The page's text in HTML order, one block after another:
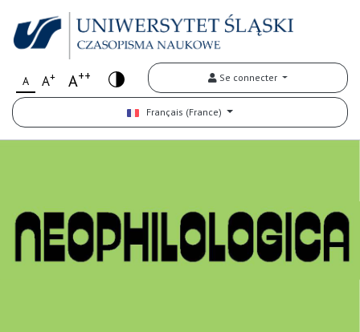
A A+ A++ Se connecter
Français (France)